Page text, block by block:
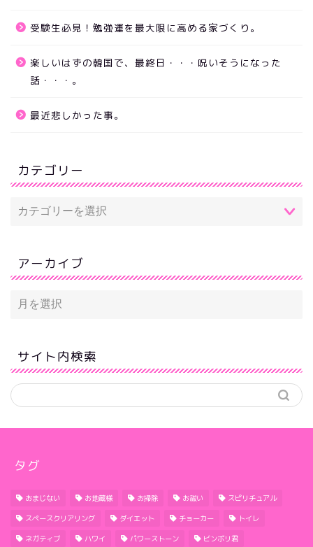
受験生必見！勉強運を最大限に高める家づくり。
楽しいはずの韓国で、最終日・・・呪いそうになった
話・・・。
最近悲しかった事。
カテゴリー
アーカイブ
サイト内検索
タグ
おまじない お地蔵様 お掃除 お祓い スピリチュアル
スペースクリアリング ダイエット チョーカー トイレ
ネガティブ ハワイ パワーストーン ビンボリ君